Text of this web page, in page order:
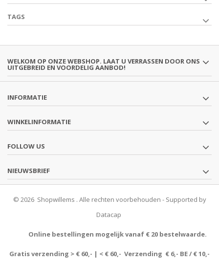
TAGS
WELKOM OP ONZE WEBSHOP. LAAT U VERRASSEN DOOR ONS
UITGEBREID EN VOORDELIG AANBOD!
INFORMATIE
WINKELINFORMATIE
FOLLOW US
NIEUWSBRIEF
© 2026 Shopwillems . Alle rechten voorbehouden - Supported by
Datacap
Online bestellingen mogelijk vanaf € 20 bestelwaarde.
Gratis verzending > € 60,- | < € 60,- Verzending € 6,- BE / € 10,-